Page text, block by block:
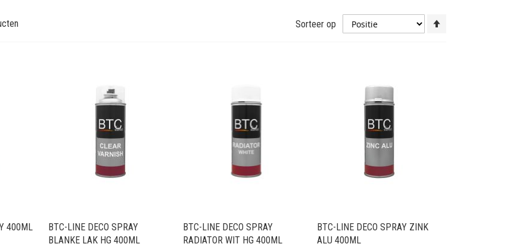
Sorteer op
400ML
BTC-LINE DECO SPRAY
BLANKE LAK HG 400ML
BTC-LINE DECO SPRAY
RADIATOR WIT HG 400ML
BTC-LINE DECO SPRAY ZINK
ALU 400ML